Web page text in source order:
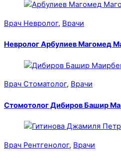
Врач Невролог, Врачи
Невролог Арбулиев Магомед
Врач Стоматолог, Врачи
Стомотолог Дибиров Башир
Врач Рентгенолог, Врачи